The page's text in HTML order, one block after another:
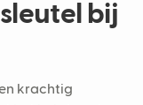
bij
krachtig